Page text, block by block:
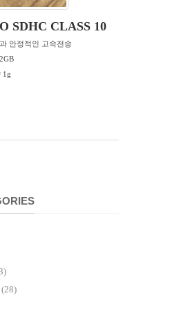
SDHC CLASS 10
안정적인 고속전송
1g
(28)